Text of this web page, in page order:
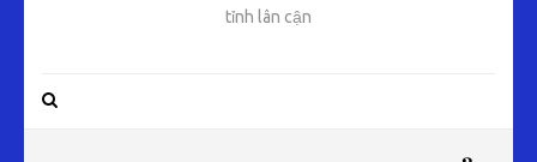
tỉnh lân cận